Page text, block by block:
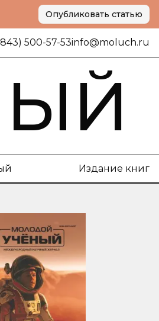
Опубликовать статью
500-57-53info@moluch.ru
Издание книг